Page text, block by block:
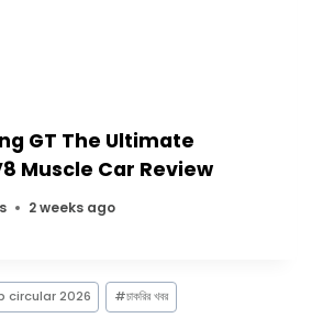
GT The Ultimate
Muscle Car Review
2 weeks ago
circular 2026 #চাকরির খবর